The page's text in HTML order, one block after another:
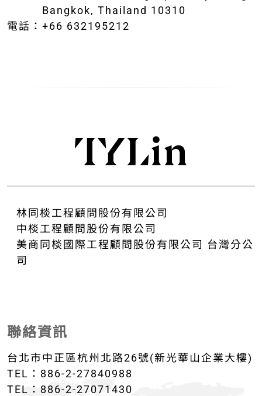
Bangkok, Thailand 10310
電話： +66 632195212
林同棪工程顧問股份有限公司
中棪工程顧問股份有限公司
美商同棪國際工程顧問股份有限公司 台灣分公
司
聯絡資訊
台北市中正區杭州北路26號(新光華山企業大樓)
TEL：886-2-27840988
TEL：886-2-27071430